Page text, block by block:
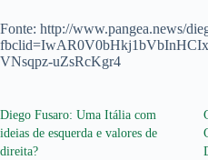
Fonte: http://www.pangea.news/
VNsqpz-uZsRcKgr4
Diego Fusaro: Uma Itália com
ideias de esquerda e valores de
direita?